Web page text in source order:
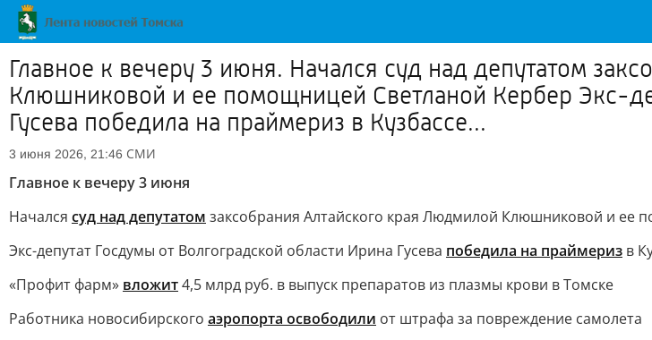
Главное к вечеру 3 июня. Начался суд над депутатом
Клюшниковой и ее помощницей Светланой Кербер Экс-
Гусева победила на праймериз в Кузбассе...
3 июня 2026, 21:46 СМИ
Главное к вечеру 3 июня
Начался суд над депутатом заксобрания Алтайского края Людмилой Клюшниковой и ее
Экс-депутат Госдумы от Волгоградской области Ирина Гусева победила на праймериз в
«Профит фарм» вложит4,5 млрд руб. в выпуск препаратов из плазмы крови в Томске
Работника новосибирского аэропорта освободили от штрафа за повреждение самолета